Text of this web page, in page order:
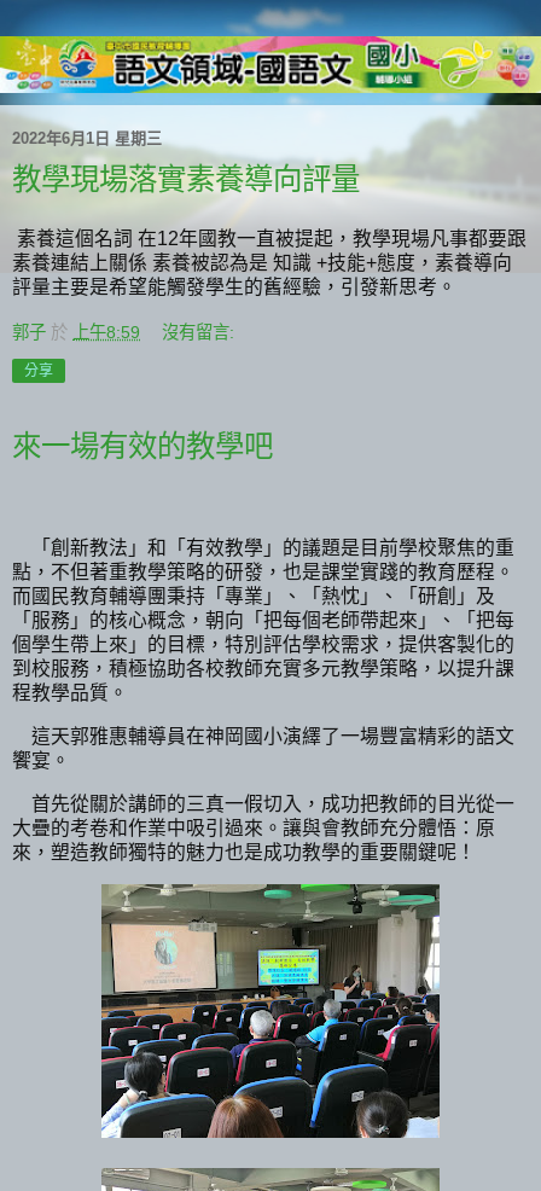
2022年6月1日 星期三
教學現場落實素養導向評量
素養這個名詞 在12年國教一直被提起，教學現場凡事都要跟
素養連結上關係 素養被認為是 知識 +技能+態度，素養導向
評量主要是希望能觸發學生的舊經驗，引發新思考。
郭子 於 上午8:59 沒有留言:
分享
來一場有效的教學吧
「創新教法」和「有效教學」的議題是目前學校聚焦的重
點，不但著重教學策略的研發，也是課堂實踐的教育歷程。
而國民教育輔導團秉持「專業」、「熱忱」、「研創」及
「服務」的核心概念，朝向「把每個老師帶起來」、「把每
個學生帶上來」的目標，特別評估學校需求，提供客製化的
到校服務，積極協助各校教師充實多元教學策略，以提升課
程教學品質。
這天郭雅惠輔導員在神岡國小演繹了一場豐富精彩的語文
饗宴。
首先從關於講師的三真一假切入，成功把教師的目光從一
大疊的考卷和作業中吸引過來。讓與會教師充分體悟：原
來，塑造教師獨特的魅力也是成功教學的重要關鍵呢！